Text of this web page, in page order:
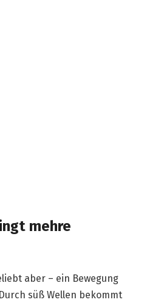
mehre
aber – ein Bewegung
süß Wellen bekommt